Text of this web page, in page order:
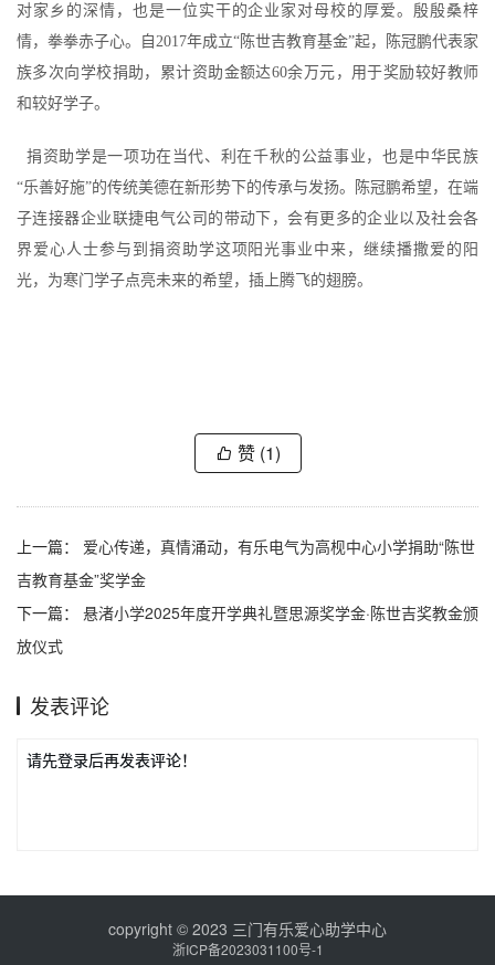
对家乡的深情，也是一位实干的企业家对母校的厚爱。殷殷桑梓
情，拳拳赤子心。自2017年成立“陈世吉教育基金”起，陈冠鹏代表家
族多次向学校捐助，累计资助金额达60余万元，用于奖励较好教师
和较好学子。
捐资助学是一项功在当代、利在千秋的公益事业，也是中华民族
“乐善好施”的传统美德在新形势下的传承与发扬。陈冠鹏希望，在端
子连接器企业联捷电气公司的带动下，会有更多的企业以及社会各
界爱心人士参与到捐资助学这项阳光事业中来，继续播撒爱的阳
光，为寒门学子点亮未来的希望，插上腾飞的翅膀。
赞 (1)
上一篇： 爱心传递，真情涌动，有乐电气为高枧中心小学捐助“陈世
吉教育基金”奖学金
下一篇： 悬渚小学2025年度开学典礼暨思源奖学金·陈世吉奖教金颁
放仪式
发表评论
请先登录后再发表评论！
copyright © 2023 三门有乐爱心助学中心
浙ICP备2023031100号-1